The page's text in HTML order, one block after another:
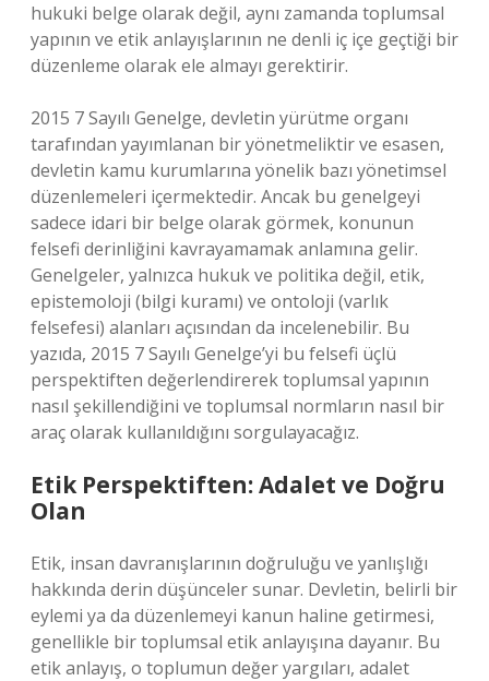
hukuki belge olarak değil, aynı zamanda toplumsal
yapının ve etik anlayışlarının ne denli iç içe geçtiği bir
düzenleme olarak ele almayı gerektirir.
2015 7 Sayılı Genelge, devletin yürütme organı
tarafından yayımlanan bir yönetmeliktir ve esasen,
devletin kamu kurumlarına yönelik bazı yönetimsel
düzenlemeleri içermektedir. Ancak bu genelgeyi
sadece idari bir belge olarak görmek, konunun
felsefi derinliğini kavrayamamak anlamına gelir.
Genelgeler, yalnızca hukuk ve politika değil, etik,
epistemoloji (bilgi kuramı) ve ontoloji (varlık
felsefesi) alanları açısından da incelenebilir. Bu
yazıda, 2015 7 Sayılı Genelge’yi bu felsefi üçlü
perspektiften değerlendirerek toplumsal yapının
nasıl şekillendiğini ve toplumsal normların nasıl bir
araç olarak kullanıldığını sorgulayacağız.
Etik Perspektiften: Adalet ve Doğru
Olan
Etik, insan davranışlarının doğruluğu ve yanlışlığı
hakkında derin düşünceler sunar. Devletin, belirli bir
eylemi ya da düzenlemeyi kanun haline getirmesi,
genellikle bir toplumsal etik anlayışına dayanır. Bu
etik anlayış, o toplumun değer yargıları, adalet